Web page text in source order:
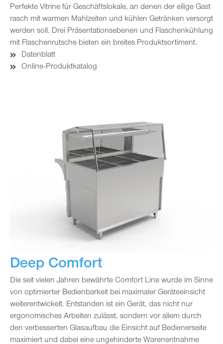
Perfekte Vitrine für Geschäftslokale, an denen der eilige Gast
rasch mit warmen Mahlzeiten und kühlen Getränken versorgt
werden soll. Drei Präsentationsebenen und Flaschenkühlung
mit Flaschenrutsche bieten ein breites Produktsortiment.
Datenblatt
Online-Produktkatalog
Deep Comfort
Die seit vielen Jahren bewährte Comfort Line wurde im Sinne
von optimierter Bedienbarkeit bei maximaler Geräteeinsicht
weiterentwickelt. Entstanden ist ein Gerät, das nicht nur
ergonomisches Arbeiten zulässt, sondern vor allem durch
den verbesserten Glasaufbau die Einsicht auf Bedienerseite
maximiert und dabei eine ungehinderte Warenentnahme